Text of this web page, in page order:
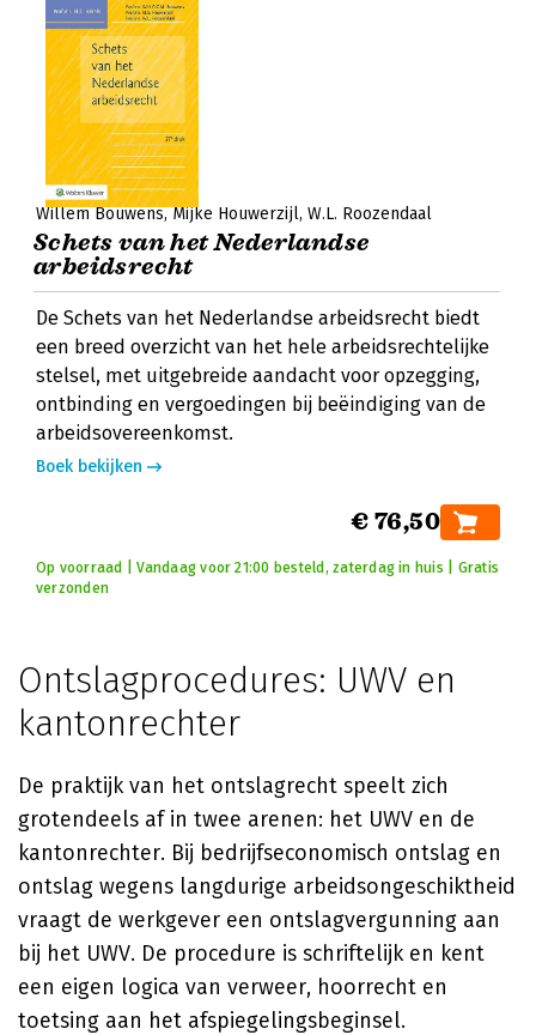
Willem Bouwens Mijke Houwerzijl W.L. Roozendaal
Schets van het Nederlandse
arbeidsrecht
De Schets van het Nederlandse arbeidsrecht biedt
een breed overzicht van het hele arbeidsrechtelijke
stelsel, met uitgebreide aandacht voor opzegging,
ontbinding en vergoedingen bij beëindiging van de
arbeidsovereenkomst.
Boek bekijken
€ 76,50
Op voorraad | Vandaag voor 21:00 besteld, zaterdag in huis | Gratis
verzonden
Ontslagprocedures: UWV en
kantonrechter
De praktijk van het ontslagrecht speelt zich
grotendeels af in twee arenen: het UWV en de
kantonrechter. Bij bedrijfseconomisch ontslag en
ontslag wegens langdurige arbeidsongeschiktheid
vraagt de werkgever een ontslagvergunning aan
bij het UWV. De procedure is schriftelijk en kent
een eigen logica van verweer, hoorrecht en
toetsing aan het afspiegelingsbeginsel.